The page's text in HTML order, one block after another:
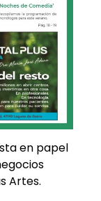
en papel
Artes.